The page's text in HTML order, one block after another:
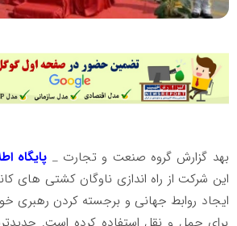
بهد گزارش گروه صنعت و تجارت _ پایگاه
این شرکت از راه اندازی ناوگان کشتی های
ایجاد روابط جهانی و برجسته کردن رهبری